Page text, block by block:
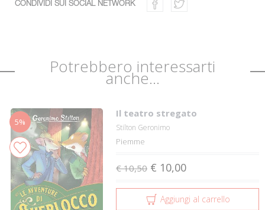
CONDIVIDI SUI SOCIAL NETWORK
Potrebbero interessarti
anche...
5%
Il teatro stregato
Stilton Geronimo
Piemme
€ 10,50 € 10,00
Aggiungi al carrello